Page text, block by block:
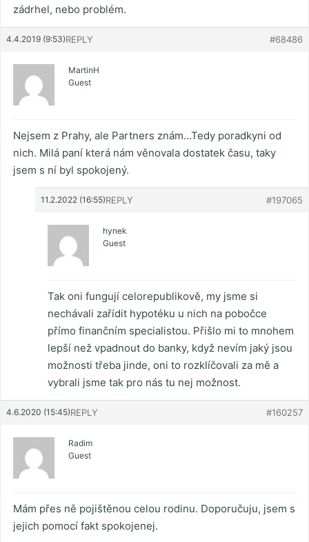
zádrhel, nebo problém.
4.4.2019 (9:53) #68486
REPLY
MartinH
Guest
Nejsem z Prahy, ale Partners znám…Tedy poradkyni od
nich. Milá paní která nám věnovala dostatek času, taky
jsem s ní byl spokojený.
11.2.2022 (16:55) #197065
REPLY
hynek
Guest
Tak oni fungují celorepublikově, my jsme si
nechávali zařídit hypotéku u nich na pobočce
přímo finančním specialistou. Přišlo mi to mnohem
lepší než vpadnout do banky, když nevím jaký jsou
možnosti třeba jinde, oni to rozklíčovali za mě a
vybrali jsme tak pro nás tu nej možnost.
4.6.2020 (15:45) #160257
REPLY
Radim
Guest
Mám přes ně pojištěnou celou rodinu. Doporučuju, jsem s
jejich pomocí fakt spokojenej.